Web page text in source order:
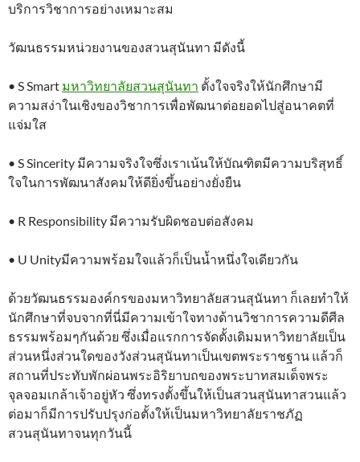
บริการวิชาการอย่างเหมาะสม
วัฒนธรรมหน่วยงานของสวนสุนันทา มีดังนี้
• S Smart มหาวิทยาลัยสวนสุนันทา ตั้งใจจริงให้นักศึกษามี
ความสง่าในเชิงของวิชาการเพื่อพัฒนาต่อยอดไปสู่อนาคตที่
แจ่มใส
• S Sincerity มีความจริงใจซึ่งเราเน้นให้บัณฑิตมีความบริสุทธิ์
ใจในการพัฒนาสังคมให้ดียิ่งขึ้นอย่างยั่งยืน
• R Responsibility มีความรับผิดชอบต่อสังคม
• U Unityมีความพร้อมใจแล้วก็เป็นน้ำหนึ่งใจเดียวกัน
ด้วยวัฒนธรรมองค์กรของมหาวิทยาลัยสวนสุนันทา ก็เลยทำให้
นักศึกษาที่จบจากที่นี่มีความเข้าใจทางด้านวิชาการความดีศีล
ธรรมพร้อมๆกันด้วย ซึ่งเมื่อแรกการจัดตั้งเดิมมหาวิทยาลัยเป็น
ส่วนหนึ่งส่วนใดของวังส่วนสุนันทาเป็นเขตพระราชฐาน แล้วก็
สถานที่ประทับพักผ่อนพระอิริยาบถของพระบาทสมเด็จพระ
จุลจอมเกล้าเจ้าอยู่หัว ซึ่งทรงตั้งขึ้นให้เป็นสวนสุนันทาสวนแล้ว
ต่อมาก็มีการปรับปรุงก่อตั้งให้เป็นมหาวิทยาลัยราชภัฏ
สวนสุนันทาจนทุกวันนี้